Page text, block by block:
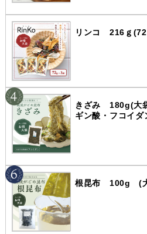
リンコ 216ｇ
きざみ 180g(大
ギン酸・フコイダ
根昆布 100g (